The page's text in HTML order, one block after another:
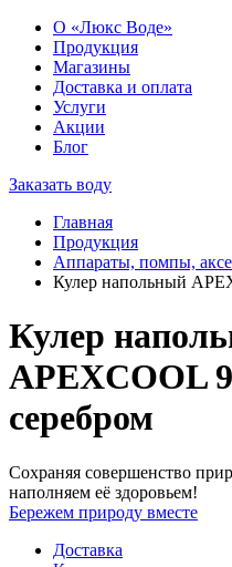
О «Люкс Воде»
Продукция
Магазины
Доставка и оплата
Услуги
Акции
Блог
Заказать воду
Главная
Продукция
Аппараты, помпы,
Кулер напольный
Кулер
APEXCOOL
серебром
Сохраняя совершенство
наполняем её здоровьем!
Бережем природу вместе
Доставка